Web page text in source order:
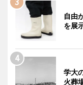
自由
を展
学大
火葬